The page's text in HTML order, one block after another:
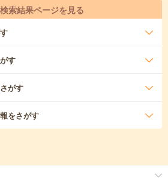
索結果ページを見る
す
がす
をさがす